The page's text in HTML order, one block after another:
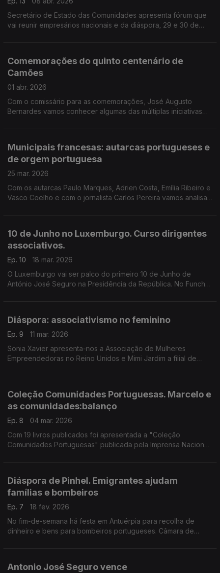
Secretário de Estado das Comunidades apresenta fórum que
vai reunir empresários nacionais e da diáspora, 29 e 30 de
Comemorações do quinto centenário de
Camões
01 abr. 2026
Com o comissário para as comemorações, José Augusto
Bernardes vamos conhecer algumas das múltiplas iniciativas
Municipais francesas: autarcas portugueses e
de orgem portuguesa
25 mar. 2026
Com os autarcas Paulo Marques, Adrien Costa, Emília Ribeiro e
Vasco Coelho e com o jornalista Carlos Pereira vamos analisar
10 de Junho no Luxemburgo. Curso dirigentes
associativos.
Ep. 10
18 mar. 2026
O Luxemburgo vai ser palco do primeiro 10 de Junho de
António José Seguro na Presidência da República. No Funchal,
Diáspora: associativismo no feminino
Ep. 9
11 mar. 2026
Sonia Xavier apresenta-nos a Associação de Mulheres
Empreendedoras no Reino Unidos e Mimi Jardim a filial de
Coleção Comunidades Portuguesas. Marcelo e
as comunidades:balanço
Ep. 8
04 mar. 2026
Com 19 livros publicados foi apresentada a "Coleção
Comunidades Portuguesas" publicada pela Imprensa Nacional,
Diáspora de Pinhel. Emigrantes ajudam
famílias e bombeiros
Ep. 7
18 fev. 2026
No fim-de-semana há festa em Antuérpia para recolha de
dinheiro e bens para bombeiros portugueses. Câmara de
Antonio José Seguro vence